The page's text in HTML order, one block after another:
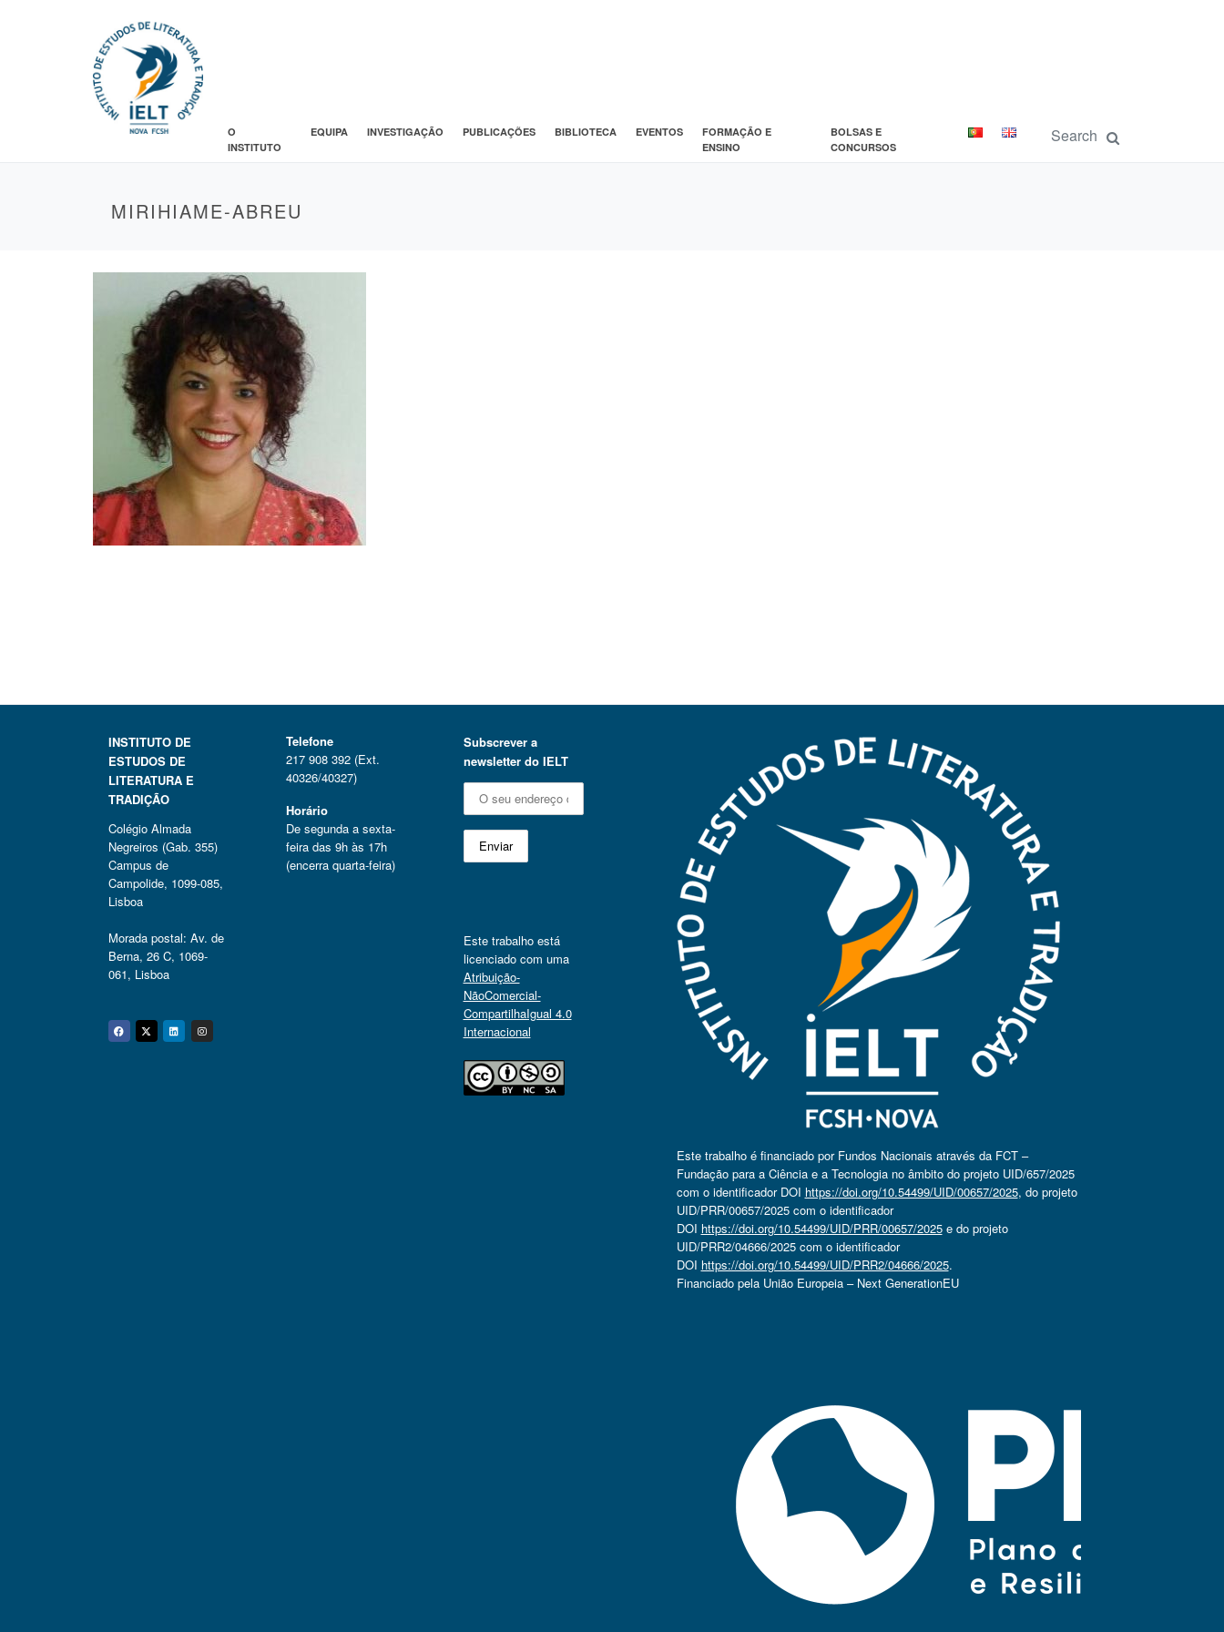
O
INSTITUTO
EQUIPA INVESTIGAÇÃO PUBLICAÇÕES BIBLIOTECA EVENTOS
FORMAÇÃO E
ENSINO
BOLSAS E
CONCURSOS
MIRIHIAME-ABREU
INSTITUTO DE
ESTUDOS DE
LITERATURA E
TRADIÇÃO
Colégio Almada
Negreiros (Gab. 355)
Campus de
Campolide, 1099-085,
Lisboa
Morada postal: Av. de
Berna, 26 C, 1069-
061, Lisboa
Facebook
Twitter
Linkedin
Instagram
Telefone
217 908 392 (Ext.
40326/40327)
Horário
De segunda a sexta-
feira das 9h às 17h
(encerra quarta-feira)
Subscrever a
newsletter do IELT
Este trabalho está
licenciado com uma
Atribuição-
NãoComercial-
CompartilhaIgual 4.0
Internacional
Este trabalho é financiado por Fundos Nacionais através da FCT –
Fundação para a Ciência e a Tecnologia no âmbito do projeto UID/657/2025
com o identificador DOI https://doi.org/10.54499/UID/00657/2025, do projeto
UID/PRR/00657/2025 com o identificador
DOI https://doi.org/10.54499/UID/PRR/00657/2025e do projeto
UID/PRR2/04666/2025 com o identificador
DOI https://doi.org/10.54499/UID/PRR2/04666/2025.
Financiado pela União Europeia – Next GenerationEU